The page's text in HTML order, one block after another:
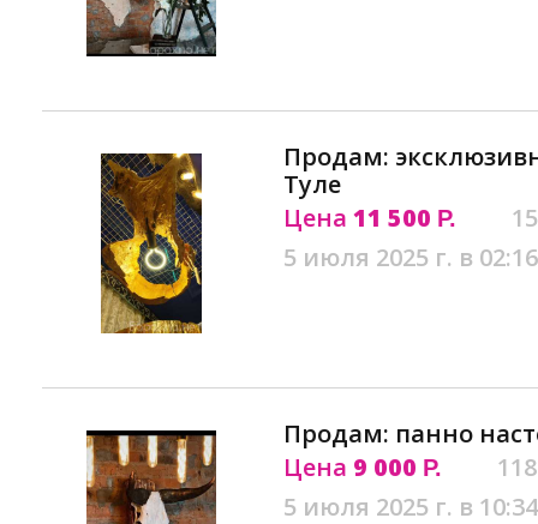
Продам:
Туле
Цена 11 500 Р.
5 июля 2025 г. в 02:16
Продам: панно
Цена 9 000 Р.
5 июля 2025 г. в 10:34